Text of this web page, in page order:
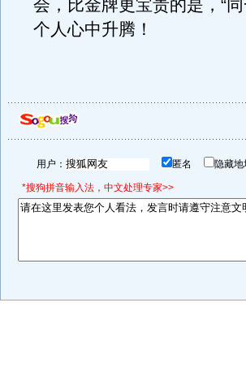
会，比金牌更宝贵的是，“
个人心中升腾！
用户： 匿名 隐藏
*搜狗拼音输入法，中文处理专家>>